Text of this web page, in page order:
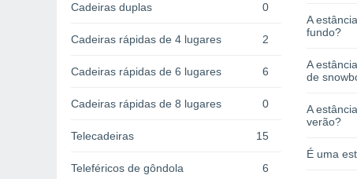
Cadeiras duplas 0
Cadeiras rápidas de 4 lugares 2
Cadeiras rápidas de 6 lugares 6
Cadeiras rápidas de 8 lugares 0
Telecadeiras 15
Teleféricos de gôndola 6
A
fundo?
A
de
A
verão?
É uma